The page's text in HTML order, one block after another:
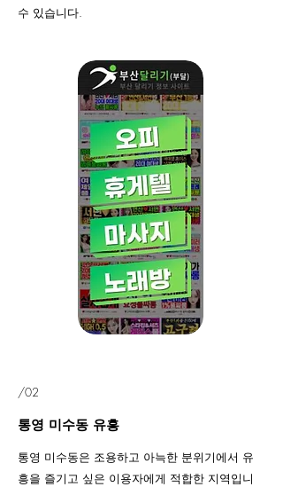
수 있습니다.
/02
통영 미수동 유흥
통영 미수동은 조용하고 아늑한 분위기에서 유
흥을 즐기고 싶은 이용자에게 적합한 지역입니